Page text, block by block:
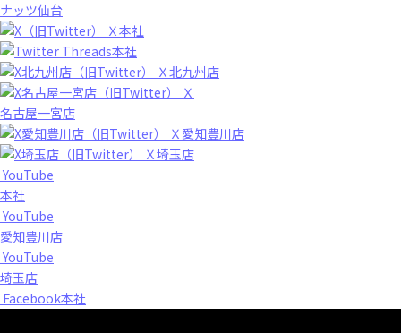
ナッツ仙台
Ｘ本社
Threads本社
Ｘ北九州店
Ｘ
名古屋一宮店
Ｘ愛知豊川店
Ｘ埼玉店
YouTube
本社
YouTube
愛知豊川店
YouTube
埼玉店
Facebook本社